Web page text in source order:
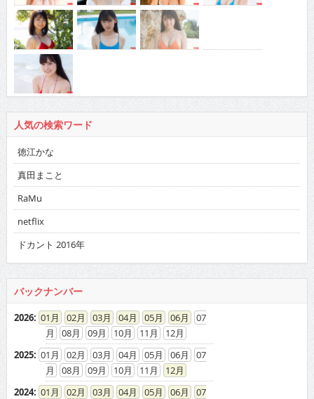
人気の検索ワード
徳江かな
真田まこと
RaMu
netflix
ドカント 2016年
バックナンバー
2026: 01 02 03 04 05 06
07
08
09 10 11
12
2025: 01 02 03 04 05 06
07
08
09 10 11
12
2024: 01 02 03 04 05 06
07